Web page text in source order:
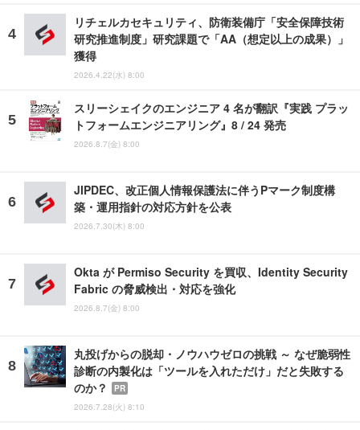
リチェルカセキュリティ、防衛装備庁「安全保障技術
研究推進制度」研究課題で「AA（想定以上の成果）」
獲得
2026.4.22(水) 8:00
スリーシェイクのエンジニア 4 名が翻訳『実践 プラッ
トフォームエンジニアリング』8 / 24 発売
2026.8.7(金) 8:00
JIPDEC、改正個人情報保護法に伴うPマーク制度構
築・運用指針の対応方針を公表
2026.7.30(木) 8:00
Okta が Permiso Security を買収、Identity Security
Fabric の脅威検出・対応を強化
2026.8.7(金) 8:00
丸投げからの脱却・ノウハウゼロの挑戦 ～ なぜ脆弱性
診断の内製化は「ツールを入れただけ」だと失敗する
のか？
PR
2026.7.28(火) 8:10